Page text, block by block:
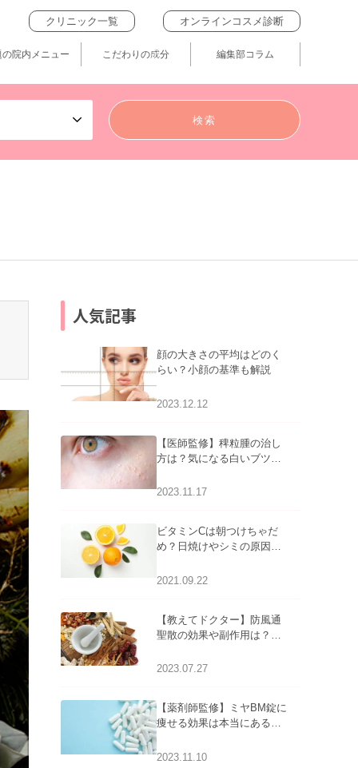
クリニック一覧 オンラインコスメ診断
の院内メニュー こだわりの成分 編集部コラム
人気記事
顔の大きさの平均はどのく
らい？小顔の基準も解説
2023.12.12
【医師監修】稗粒腫の治し
方は？気になる白いブツブ
アについて
2023.11.17
ビタミンCは朝つけちゃだ
め？日焼けやシミの原因に
2021.09.22
【教えてドクター】防風通
聖散の効果や副作用は？長
2023.07.27
【薬剤師監修】ミヤBM錠に
痩せる効果は本当にある
2023.11.10